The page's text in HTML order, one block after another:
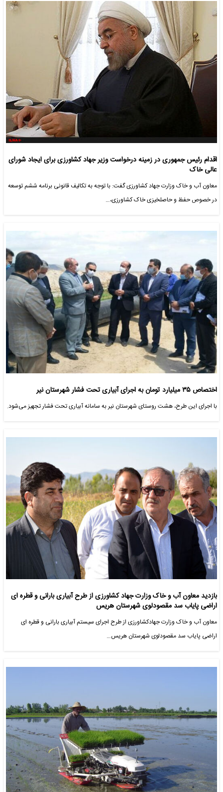
اقدام رئیس جمهوری در زمینه درخواست وزیر جهاد کشاورزی برای ایجاد شورای
عالی خاک
معاون آب و خاک وزارت جهاد کشاورزی گفت: با توجه به تکالیف قانونی برنامه ششم توسعه
در خصوص حفظ و حاصلخیزی خاک کشاورزی،…
اختصاص ۳۵ میلیارد تومان به اجرای آبیاری تحت فشار شهرستان نیر
با اجرای این طرح، هشت روستای شهرستان نیر به سامانه آبیاری تحت فشار تجهیز می‌شود.
بازدید معاون آب و خاک وزارت جهاد کشاورزی از طرح آبیاری بارانی و قطره ای
اراضی پایاب سد مقصودلوی شهرستان هریس
معاون آب و خاک وزارت جهادکشاورزی از طرح اجرای سیستم آبیاری بارانی و قطره ای
اراضی پایاب سد مقصودلوی شهرستان هریس…